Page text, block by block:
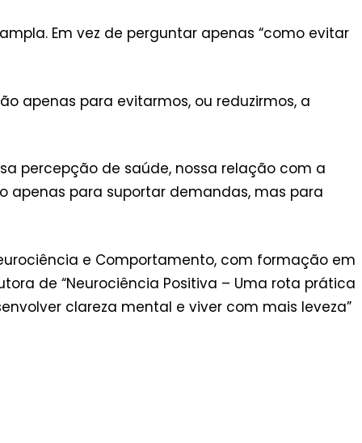
Em vez de perguntar apenas “como evitar
apenas para evitarmos, ou reduzirmos, a
percepção de saúde, nossa relação com a
apenas para suportar demandas, mas para
e Comportamento, com formação em
de “Neurociência Positiva – Uma rota prática
clareza mental e viver com mais leveza”